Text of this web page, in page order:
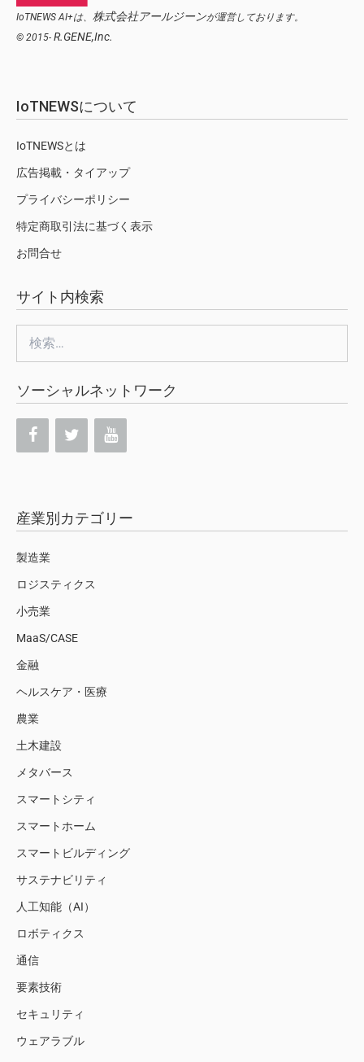
IoTNEWS AI+は、 株式会社アールジーンが運営しております。
© 2015- R.GENE,Inc.
IoTNEWSについて
IoTNEWSとは
広告掲載・タイアップ
プライバシーポリシー
特定商取引法に基づく表示
お問合せ
サイト内検索
索:
ソーシャルネットワーク
産業別カテゴリー
製造業
ロジスティクス
小売業
MaaS/CASE
金融
ヘルスケア・医療
農業
土木建設
メタバース
スマートシティ
スマートホーム
スマートビルディング
サステナビリティ
人工知能（AI）
ロボティクス
通信
要素技術
セキュリティ
ウェアラブル